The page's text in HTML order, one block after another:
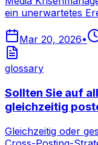
ein unerwartetes
Mar 20, 2026•
glossary
Sollten Sie auf
gleichzeitig
Gleichzeitig oder